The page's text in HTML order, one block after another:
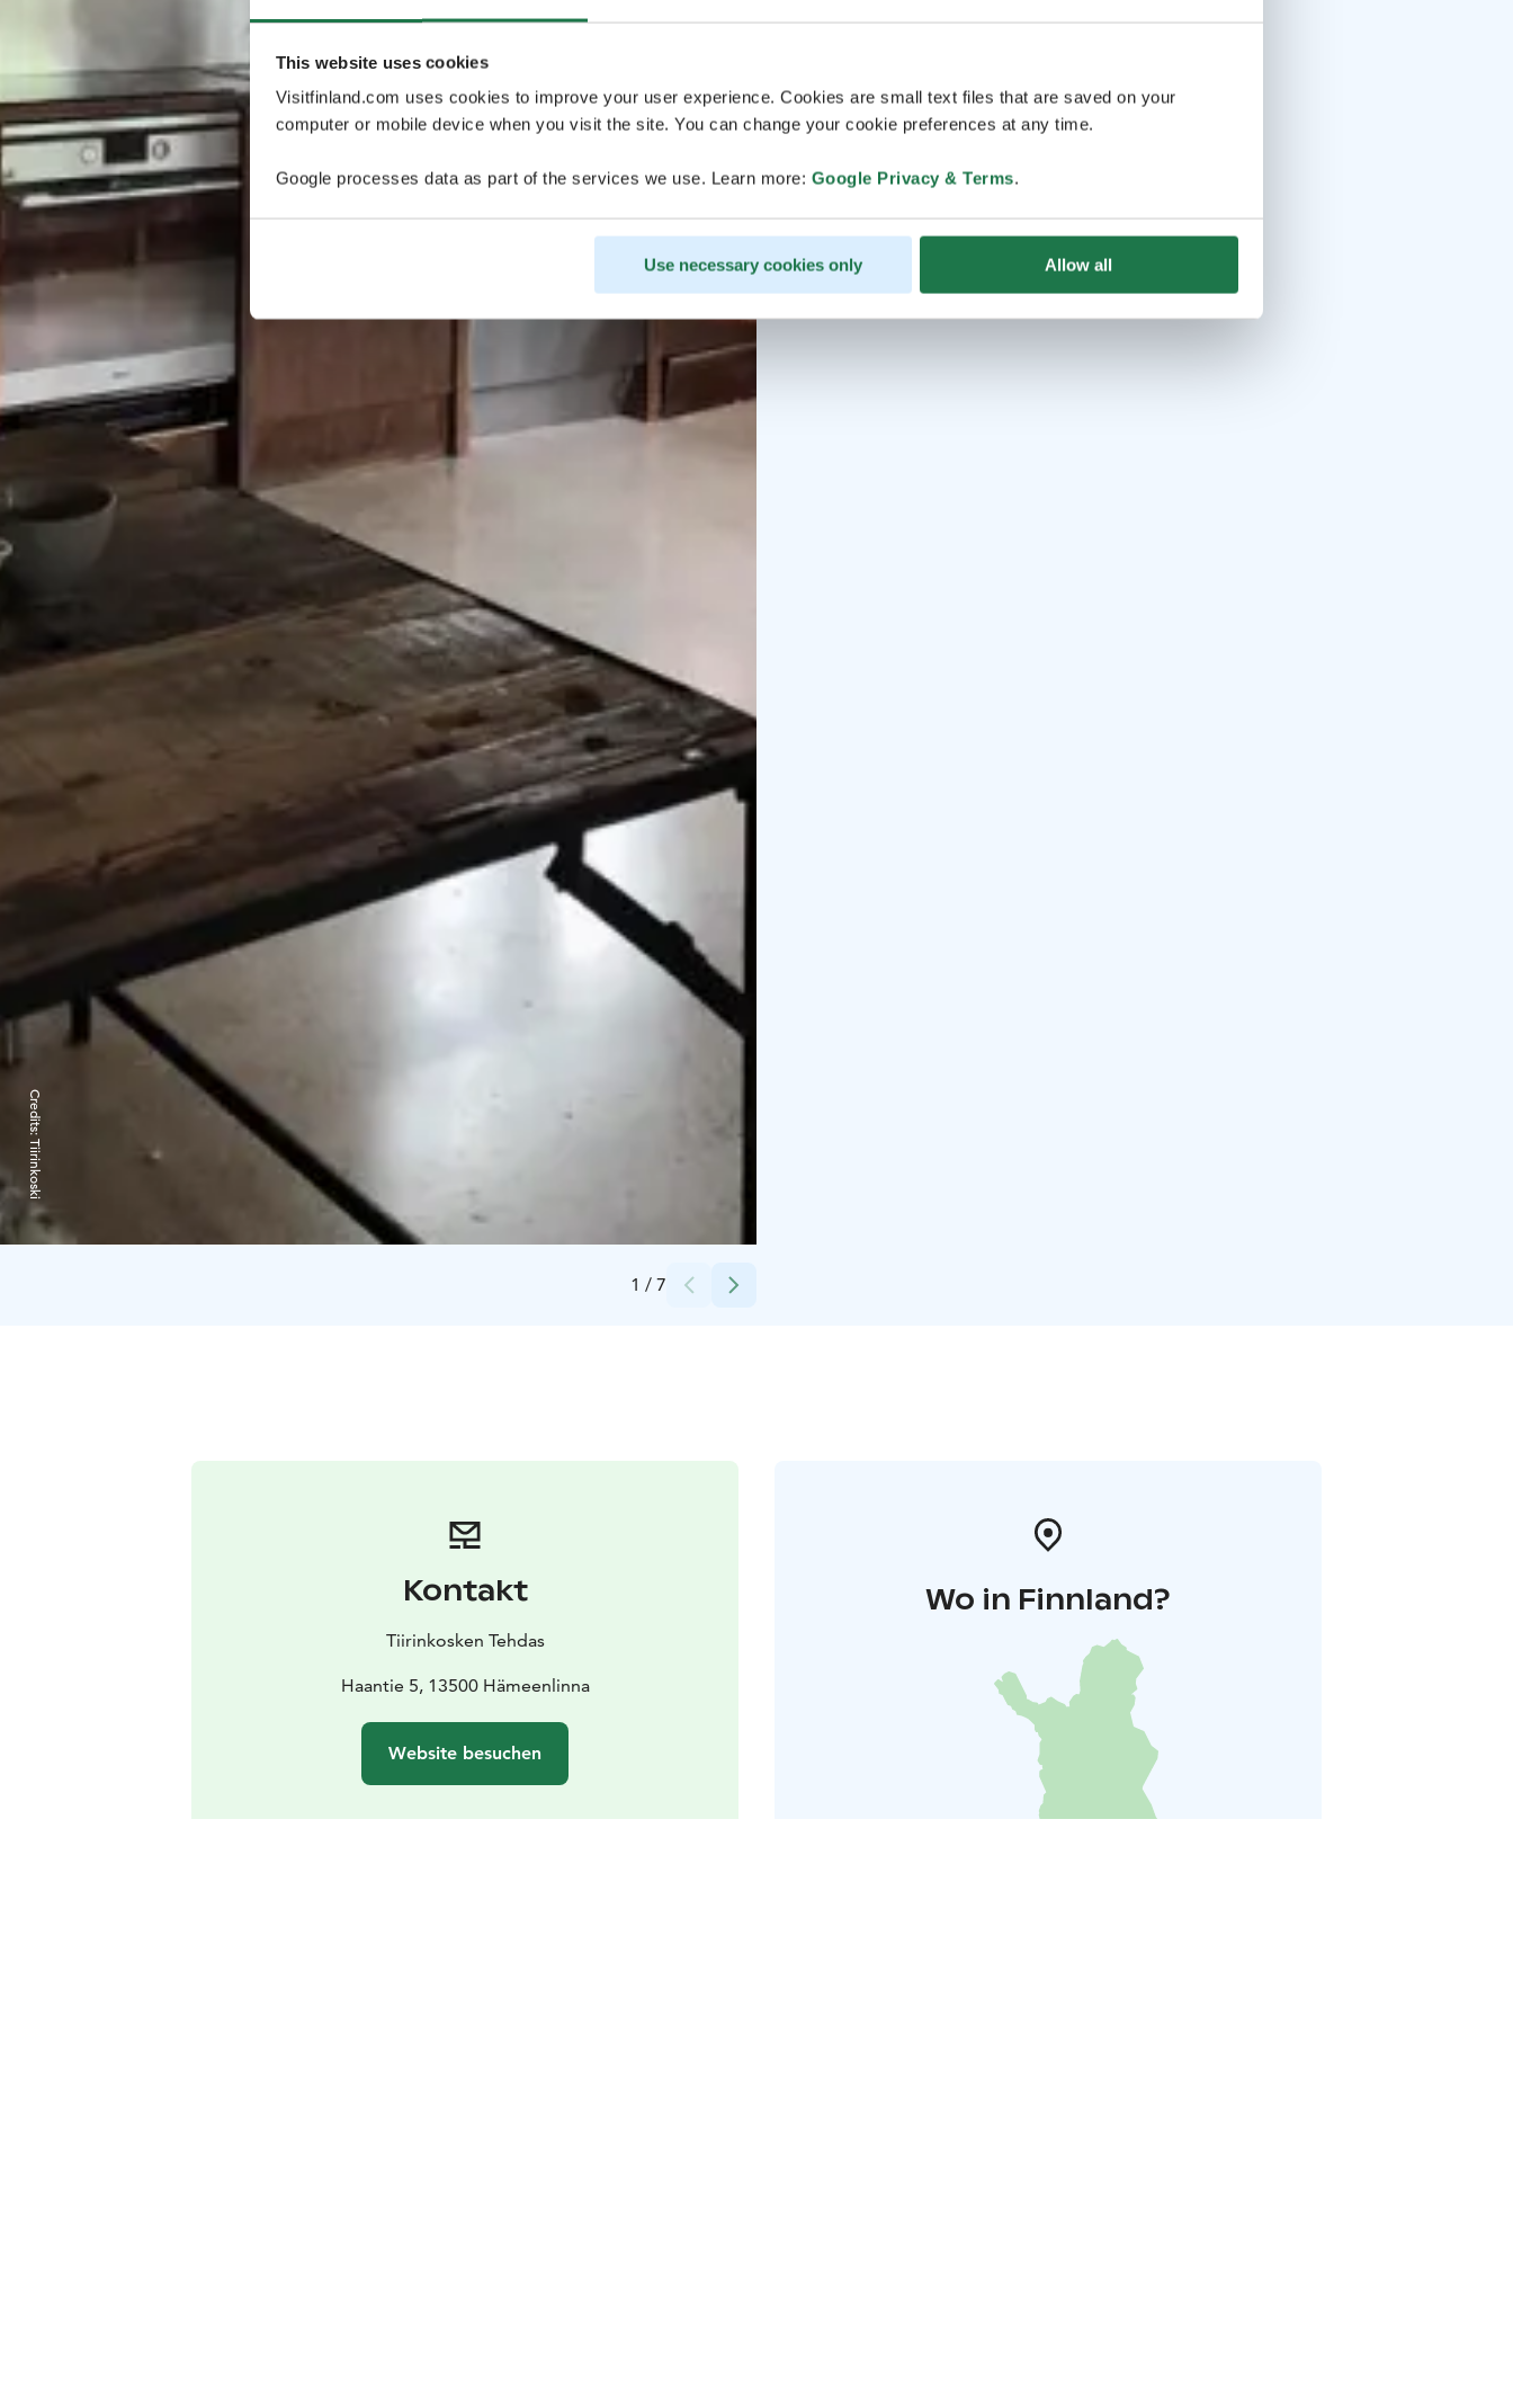
This website uses cookies
Visitfinland.com uses cookies to improve your user experience. Cookies are small text files that are saved on your
computer or mobile device when you visit the site. You can change your cookie preferences at any time.
Google processes data as part of the services we use. Learn more: Google Privacy & Terms.
Use necessary cookies only Allow all
1 / 7
Credits:
Tiirinkoski
Kontakt
Tiirinkosken Tehdas
Haantie 5, 13500 Hämeenlinna
Website besuchen
Wo in Finnland?